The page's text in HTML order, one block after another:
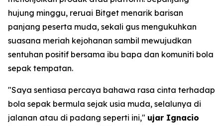
hujung minggu, reruai Bitget menarik barisan
panjang peserta muda, sekali gus mengukuhkan
suasana meriah kejohanan sambil mewujudkan
sentuhan positif bersama ibu bapa dan komuniti bola
sepak tempatan.
"Saya sentiasa percaya bahawa rasa cinta terhadap
bola sepak bermula sejak usia muda, selalunya di
jalanan atau di padang seperti ini," ujar Ignacio